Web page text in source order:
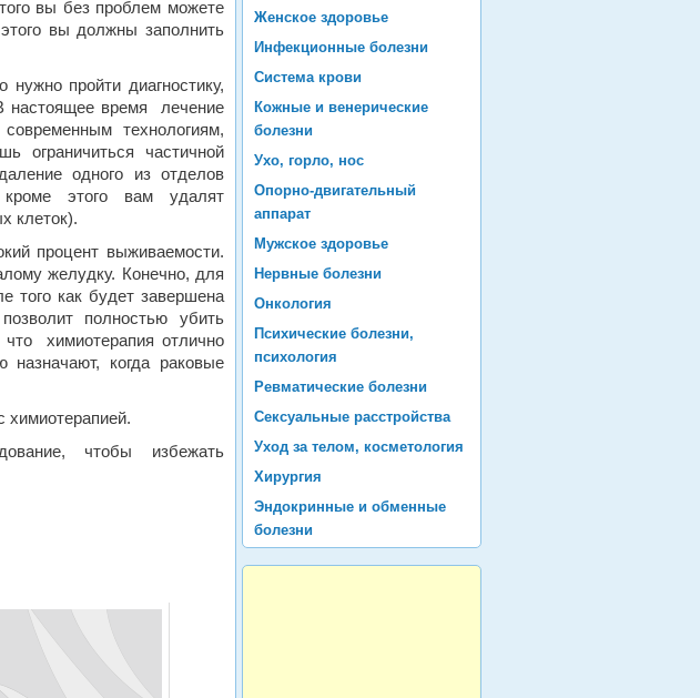
вы без проблем можете
вы должны заполнить
пройти диагностику,
настоящее время лечение
технологиям,
ограничиться частичной
одного из отделов
кроме этого вам удалят
клеток).
процент выживаемости.
желудку. Конечно, для
того как будет завершена
полностью убить
химиотерапия отлично
когда раковые
химиотерапией.
чтобы избежать
Женское здоровье
Инфекционные болезни
Система крови
Кожные и венерические
болезни
Ухо, горло, нос
Опорно-двигательный
аппарат
Мужское здоровье
Нервные болезни
Онкология
Психические болезни,
психология
Ревматические болезни
Сексуальные расстройства
Уход за телом, косметология
Хирургия
Эндокринные и обменные
болезни